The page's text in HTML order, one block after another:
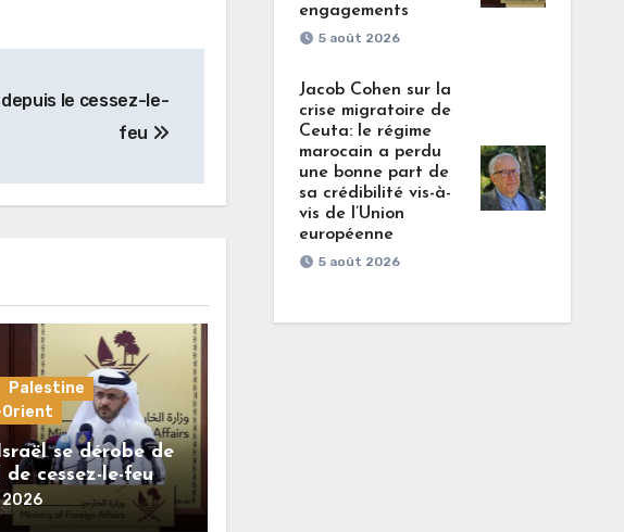
le cessez-le-
feu
Palestine
se dérobe de
de cessez-le-feu
le Hamas honore
engagements
5 août 2026
Jacob Cohen sur la
crise migratoire de
Ceuta: le régime
marocain a perdu
une bonne part de
sa crédibilité vis-à-
vis de l’Union
européenne
5 août 2026